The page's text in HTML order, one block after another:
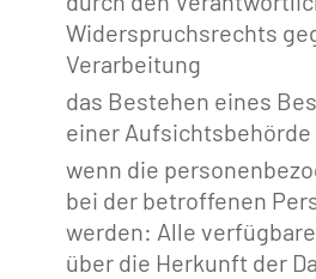
Widerspruchsrechts
Verarbeitung
das Bestehen eines
einer Aufsichtsbehörde
wenn die
bei der betroffenen
werden: Alle
über die Herkunft der